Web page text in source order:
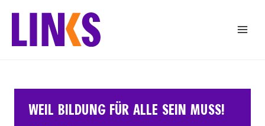
WEIL BILDUNG FÜR ALLE SEIN MUSS!